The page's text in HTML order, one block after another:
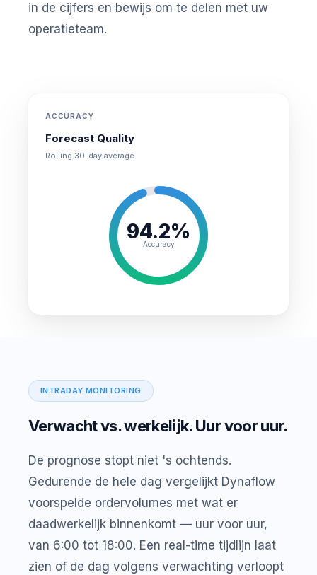
in de cijfers en bewijs om te delen met uw
operatieteam.
ACCURACY
Forecast Quality
Rolling 30-day average
94.2%
Accuracy
INTRADAY MONITORING
Verwacht vs. werkelijk. Uur voor uur.
De prognose stopt niet 's ochtends.
Gedurende de hele dag vergelijkt Dynaflow
voorspelde ordervolumes met wat er
daadwerkelijk binnenkomt — uur voor uur,
van 6:00 tot 18:00. Een real-time tijdlijn laat
zien of de dag volgens verwachting verloopt